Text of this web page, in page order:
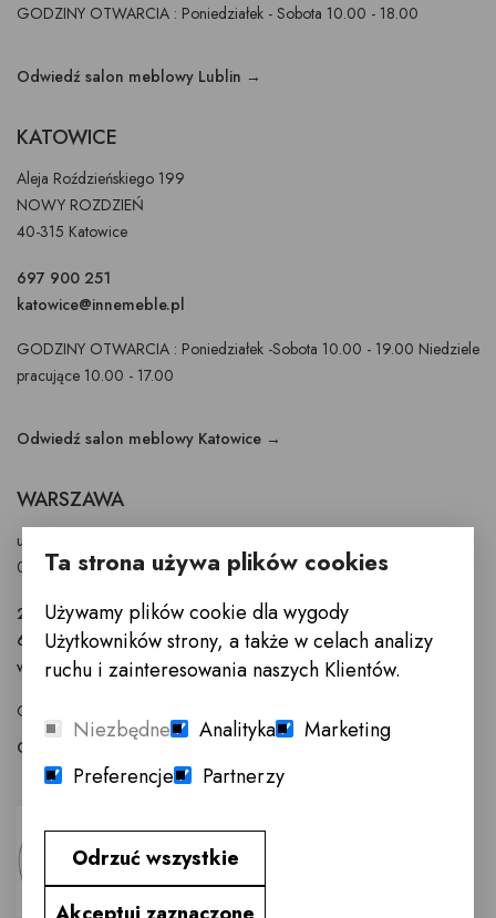
GODZINY OTWARCIA : Poniedziałek - Sobota 10.00 - 18.00
Odwiedź salon meblowy Lublin →
KATOWICE
Aleja Roździeńskiego 199
NOWY ROZDZIEŃ
40-315 Katowice
697 900 251
katowice@innemeble.pl
GODZINY OTWARCIA : Poniedziałek -Sobota 10.00 - 19.00 Niedziele
pracujące 10.00 - 17.00
Odwiedź salon meblowy Katowice →
WARSZAWA
ul. Puławska 326 - budynek Enel-Med
02-819 Warszawa
22 855 40 97
601 777 299
warszawa@innemeble.pl
GODZINY OTWARCIA : Poniedziałek -Sobota 10.00 - 18.00
Odwiedź salon meblowy Warszawa →
Ta strona używa plików cookies
Używamy plików cookie dla wygody
Użytkowników strony, a także w celach analizy
ruchu i zainteresowania naszych Klientów.
Niezbędne Analityka
Marketing
Preferencje
Partnerzy
Odrzuć wszystkie